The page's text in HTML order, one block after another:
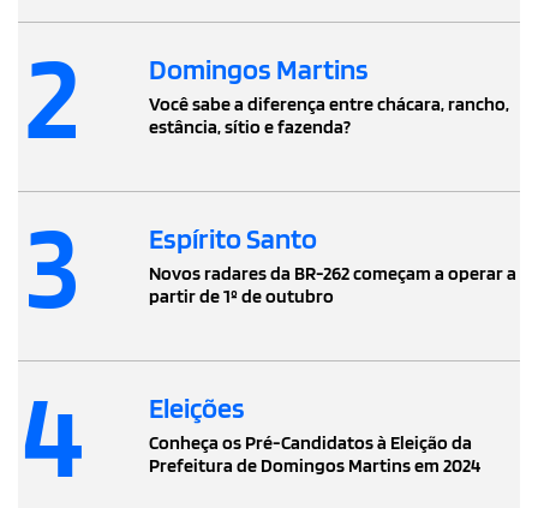
2 Domingos Martins
Você sabe a diferença entre chácara, rancho,
estância, sítio e fazenda?
3 Espírito Santo
Novos radares da BR-262 começam a operar a
partir de 1º de outubro
4 Eleições
Conheça os Pré-Candidatos à Eleição da
Prefeitura de Domingos Martins em 2024